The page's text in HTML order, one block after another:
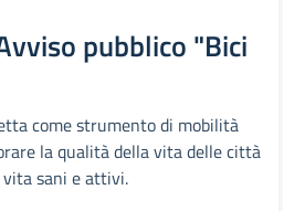
pubblico "Bici
come strumento di mobilità
la qualità della vita delle città
sani e attivi.